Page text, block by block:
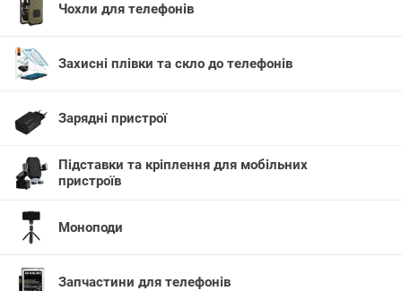
Чохли для телефонів
Захисні плівки та скло до телефонів
Зарядні пристрої
Підставки та кріплення для мобільних
пристроїв
Моноподи
Запчастини для телефонів